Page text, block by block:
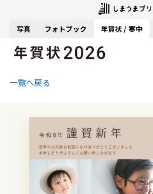
写真 フォトブック 年賀状 / 寒中
一覧へ戻る